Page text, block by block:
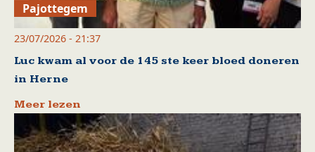
Pajottegem
23/07/2026 - 21:37
Luc kwam al voor de 145 ste keer bloed doneren
in Herne
Meer lezen